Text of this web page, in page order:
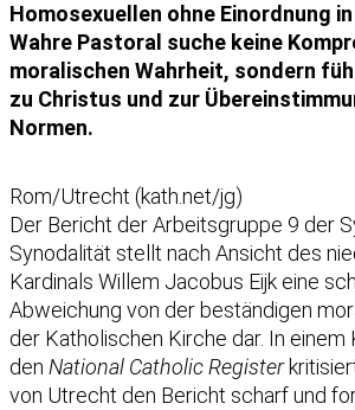
Homosexuellen ohne Einordnung
Wahre Pastoral suche keine
moralischen Wahrheit, sondern
zu Christus und zur
Normen.
Rom/Utrecht (kath.net/jg)
Der Bericht der Arbeitsgruppe 9 der
Synodalität stellt nach Ansicht des
Kardinals Willem Jacobus Eijk eine
Abweichung von der beständigen
der Katholischen Kirche dar. In
den National Catholic Register
von Utrecht den Bericht scharf und